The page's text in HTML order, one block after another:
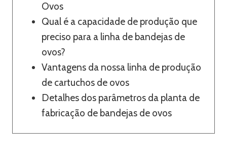
Ovos
Qual é a capacidade de produção que
preciso para a linha de bandejas de
ovos?
Vantagens da nossa linha de produção
de cartuchos de ovos
Detalhes dos parâmetros da planta de
fabricação de bandejas de ovos